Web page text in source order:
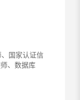
国家认证信
、数据库